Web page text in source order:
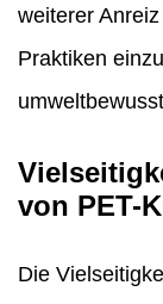
weiterer
Praktiken
von PET-
Die